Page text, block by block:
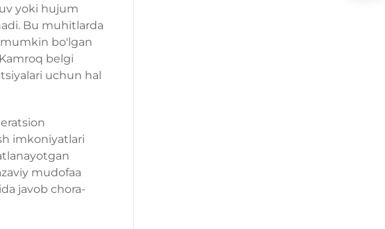
yoki hujum
Bu muhitlarda
bo'lgan
belgi
uchun hal
imkoniyatlari
mudofaa
javob chora-